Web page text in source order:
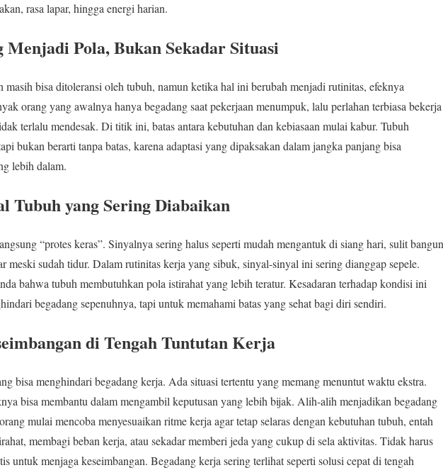
rasa lapar, hingga energi harian.
Menjadi Pola, Bukan Sekadar Situasi
masih bisa ditoleransi oleh tubuh, namun ketika hal ini berubah menjadi rutinitas, efeknya
orang yang awalnya hanya begadang saat pekerjaan menumpuk, lalu perlahan terbiasa bekerja
terlalu mendesak. Di titik ini, batas antara kebutuhan dan kebiasaan mulai kabur. Tubuh
bukan berarti tanpa batas, karena adaptasi yang dipaksakan dalam jangka panjang bisa
lebih dalam.
Tubuh yang Sering Diabaikan
“protes keras”. Sinyalnya sering halus seperti mudah mengantuk di siang hari, sulit bangun
meski sudah tidur. Dalam rutinitas kerja yang sibuk, sinyal-sinyal ini sering dianggap sepele.
bahwa tubuh membutuhkan pola istirahat yang lebih teratur. Kesadaran terhadap kondisi ini
begadang sepenuhnya, tapi untuk memahami batas yang sehat bagi diri sendiri.
di Tengah Tuntutan Kerja
bisa menghindari begadang kerja. Ada situasi tertentu yang memang menuntut waktu ekstra.
bisa membantu dalam mengambil keputusan yang lebih bijak. Alih-alih menjadikan begadang
mulai mencoba menyesuaikan ritme kerja agar tetap selaras dengan kebutuhan tubuh, entah
membagi beban kerja, atau sekadar memberi jeda yang cukup di sela aktivitas. Tidak harus
untuk menjaga keseimbangan. Begadang kerja sering terlihat seperti solusi cepat di tengah